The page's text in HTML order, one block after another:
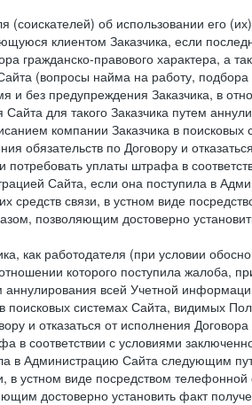
об использовании его
клиентом Заказчика, если
гражданско-правового характера, а
(вопросы найма на работу, подбора
без предупреждения Заказчика, в
для такого Заказчика путем
компании Заказчика в поисковых
обязательств по Договору и
уплаты штрафа в
Сайта, если она поступила в
связи, в устном виде
позволяющим достоверно
как работодателя (при условии
которого поступила жалоба,
аннулирования всей Учетной
системах Сайта, видимых
и отказаться от исполнения
в соответствии с условиями
в Администрацию Сайта следующим
устном виде посредством телефонной
достоверно установить факт